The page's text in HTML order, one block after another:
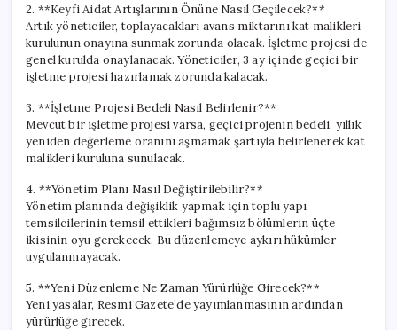
2. **Keyfi Aidat Artışlarının Önüne Nasıl Geçilecek?**
Artık yöneticiler, toplayacakları avans miktarını kat malikleri
kurulunun onayına sunmak zorunda olacak. İşletme projesi de
genel kurulda onaylanacak. Yöneticiler, 3 ay içinde geçici bir
işletme projesi hazırlamak zorunda kalacak.
3. **İşletme Projesi Bedeli Nasıl Belirlenir?**
Mevcut bir işletme projesi varsa, geçici projenin bedeli, yıllık
yeniden değerleme oranını aşmamak şartıyla belirlenerek kat
malikleri kuruluna sunulacak.
4. **Yönetim Planı Nasıl Değiştirilebilir?**
Yönetim planında değişiklik yapmak için toplu yapı
temsilcilerinin temsil ettikleri bağımsız bölümlerin üçte
ikisinin oyu gerekecek. Bu düzenlemeye aykırı hükümler
uygulanmayacak.
5. **Yeni Düzenleme Ne Zaman Yürürlüğe Girecek?**
Yeni yasalar, Resmi Gazete’de yayımlanmasının ardından
yürürlüğe girecek.